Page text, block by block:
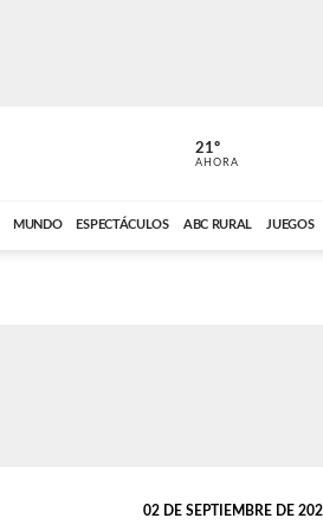
ABC CARDINAL
21º
AHORA
MUNDO ESPECTÁCULOS ABC RURAL JUEGOS
02 DE SEPTIEMBRE DE